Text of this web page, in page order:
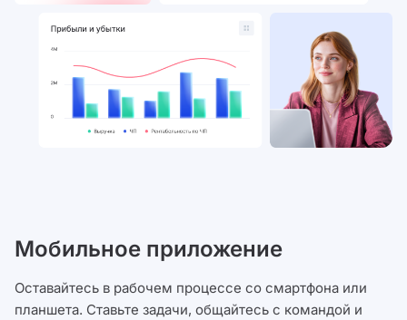
Мобильное приложение
Оставайтесь в рабочем процессе со смартфона или
планшета. Ставьте задачи, общайтесь с командой и